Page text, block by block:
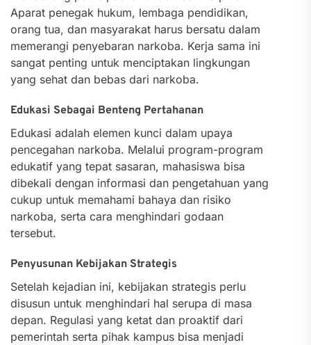
Aparat penegak hukum, lembaga pendidikan,
orang tua, dan masyarakat harus bersatu dalam
memerangi penyebaran narkoba. Kerja sama ini
sangat penting untuk menciptakan lingkungan
yang sehat dan bebas dari narkoba.
Edukasi Sebagai Benteng Pertahanan
Edukasi adalah elemen kunci dalam upaya
pencegahan narkoba. Melalui program-program
edukatif yang tepat sasaran, mahasiswa bisa
dibekali dengan informasi dan pengetahuan yang
cukup untuk memahami bahaya dan risiko
narkoba, serta cara menghindari godaan
tersebut.
Penyusunan Kebijakan Strategis
Setelah kejadian ini, kebijakan strategis perlu
disusun untuk menghindari hal serupa di masa
depan. Regulasi yang ketat dan proaktif dari
pemerintah serta pihak kampus bisa menjadi